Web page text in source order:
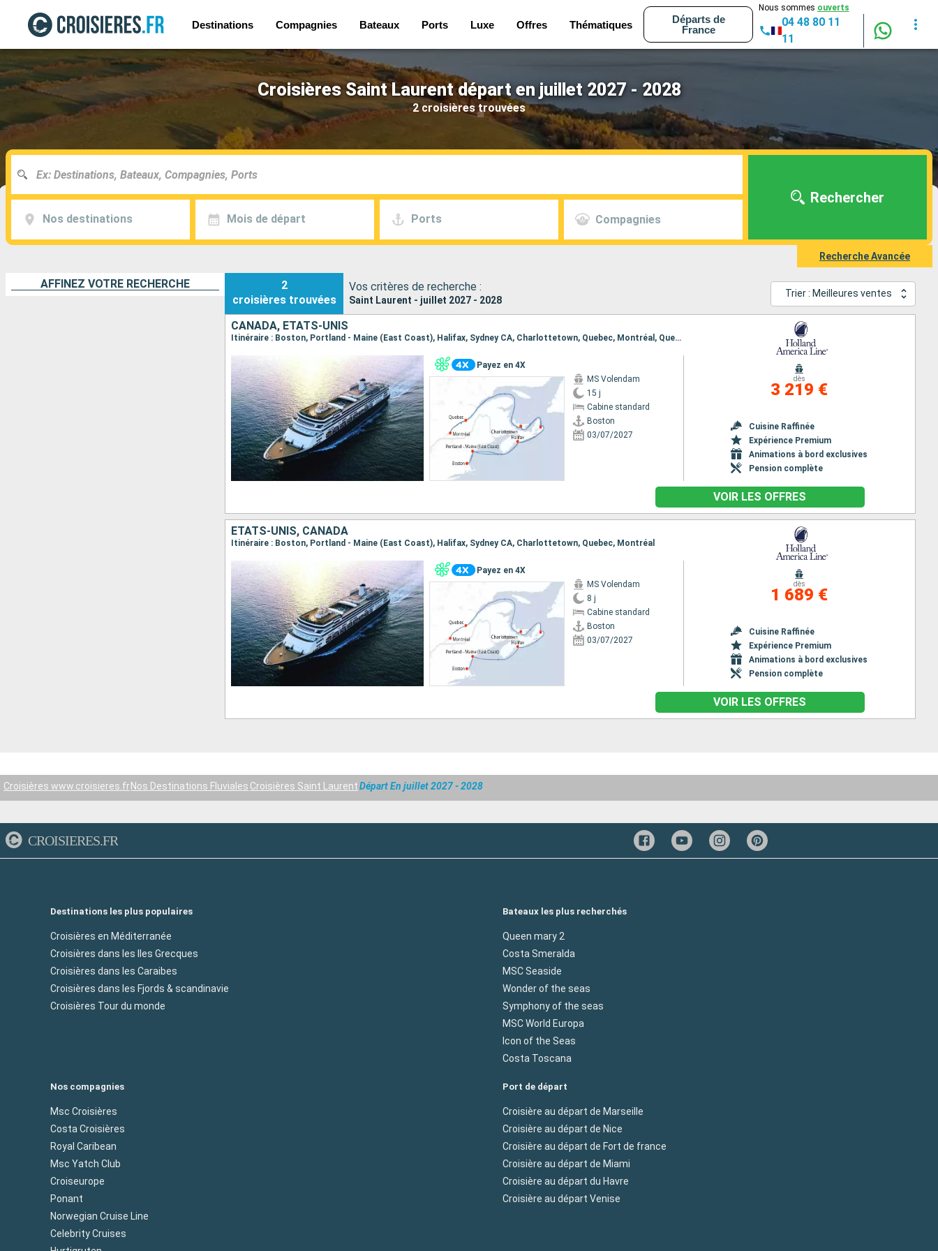
Destinations Compagnies Bateaux Ports Luxe Offres Thématiques
Départs de
France
Nous sommes ouverts
04 48 80 11
11
Croisières Saint Laurent départ en juillet 2027 - 2028
2 croisières trouvées
Nos destinations Mois de départ Ports Compagnies
Rechercher
Recherche Avancée
AFFINEZ VOTRE RECHERCHE
2
croisières trouvées
Vos critères de recherche :
Saint Laurent - juillet 2027 - 2028
Trier : Meilleures ventes
CANADA, ÉTATS-UNIS
Itinéraire : Boston, Portland - Maine (East Coast), Halifax, Sydney CA, Charlottetown, Quebec, Montréal, Quebec, Charlottetown, Sydney CA, Halifax, Portland - Maine (East Coast), Boston
Payez en 4X
MS Volendam
15 j
Cabine standard
Boston
03/07/2027
dès
3 219 €
Cuisine Raffinée
Expérience Premium
Animations à bord exclusives
Pension complète
VOIR LES OFFRES
ÉTATS-UNIS, CANADA
Itinéraire : Boston, Portland - Maine (East Coast), Halifax, Sydney CA, Charlottetown, Quebec, Montréal
Payez en 4X
MS Volendam
8 j
Cabine standard
Boston
03/07/2027
dès
1 689 €
Cuisine Raffinée
Expérience Premium
Animations à bord exclusives
Pension complète
VOIR LES OFFRES
Croisières www.croisieres.fr Nos Destinations Fluviales Croisières Saint LaurentDépart En juillet 2027 - 2028
CROISIERES.FR
Destinations les plus populaires
Croisières en Méditerranée
Croisières dans les Iles Grecques
Croisières dans les Caraibes
Croisières dans les Fjords & scandinavie
Croisières Tour du monde
Bateaux les plus recherchés
Queen mary 2
Costa Smeralda
MSC Seaside
Wonder of the seas
Symphony of the seas
MSC World Europa
Icon of the Seas
Costa Toscana
Nos compagnies
Msc Croisières
Costa Croisières
Royal Caribean
Msc Yatch Club
Croiseurope
Ponant
Norwegian Cruise Line
Celebrity Cruises
Port de départ
Croisière au départ de Marseille
Croisière au départ de Nice
Croisière au départ de Fort de france
Croisière au départ de Miami
Croisière au départ du Havre
Croisière au départ Venise